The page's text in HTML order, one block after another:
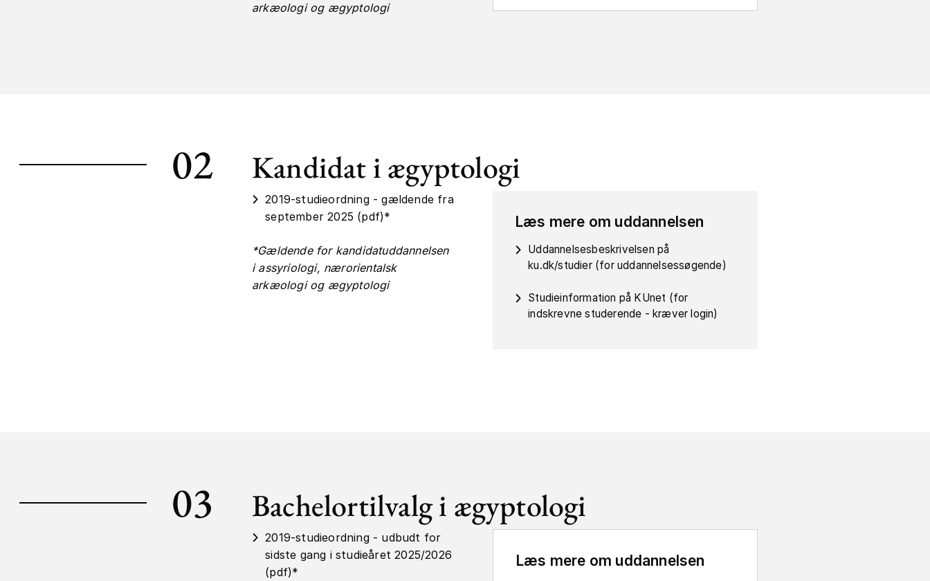
arkæologi og ægyptologi
02 Kandidat i ægyptologi
Læs mere om uddannelsen
Uddannelsesbeskrivelsen på
ku.dk/studier (for uddannelsessøgende)
Studieinformation på KUnet (for
indskrevne studerende - kræver login)
2019-studieordning - gældende fra
september 2025 (pdf)*
*Gældende for kandidatuddannelsen
i assyriologi, nærorientalsk
arkæologi og ægyptologi
03 Bachelortilvalg i ægyptologi
Læs mere om uddannelsen
2019-studieordning - udbudt for
sidste gang i studieåret 2025/2026
(pdf)*